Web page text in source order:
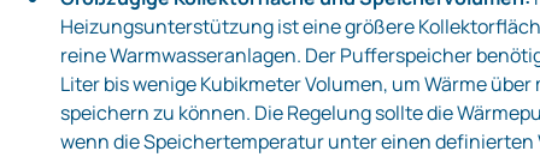
Heizungsunterstützung ist eine größere
reine Warmwasseranlagen. Der Pufferspeicher
Liter bis wenige Kubikmeter Volumen, um Wärme über
speichern zu können. Die Regelung sollte die
wenn die Speichertemperatur unter einen definierten